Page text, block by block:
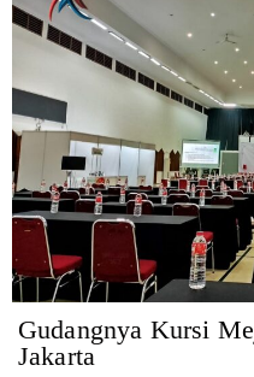
Gudangnya Kursi
Jakarta